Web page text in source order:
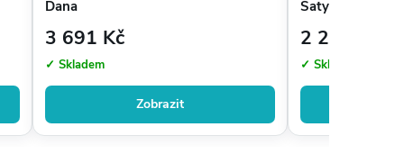
Dana
3 691 Kč
✓ Skladem
Zobrazit
Šaty s Dlouhým
2 233 Kč
✓ Skladem